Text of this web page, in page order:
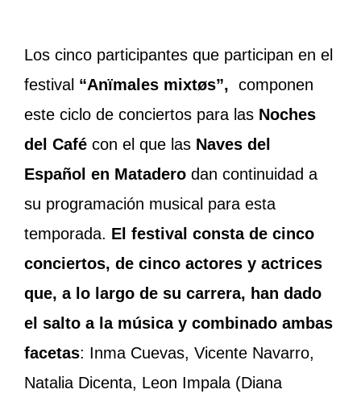
Los cinco participantes que participan en el
festival “Anïmales mixtøs”, componen
este ciclo de conciertos para las Noches
del Café con el que las Naves del
Español en Matadero dan continuidad a
su programación musical para esta
temporada. El festival consta de cinco
conciertos, de cinco actores y actrices
que, a lo largo de su carrera, han dado
el salto a la música y combinado ambas
facetas: Inma Cuevas, Vicente Navarro,
Natalia Dicenta, Leon Impala (Diana